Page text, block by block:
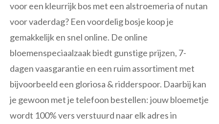
voor een kleurrijk bos met een alstroemeria of nutan
voor vaderdag? Een voordelig bosje koop je
gemakkelijk en snel online. De online
bloemenspeciaalzaak biedt gunstige prijzen, 7-
dagen vaasgarantie en een ruim assortiment met
bijvoorbeeld een gloriosa & ridderspoor. Daarbij kan
je gewoon met je telefoon bestellen: jouw bloemetje
wordt 100% vers verstuurd naar elk adres in